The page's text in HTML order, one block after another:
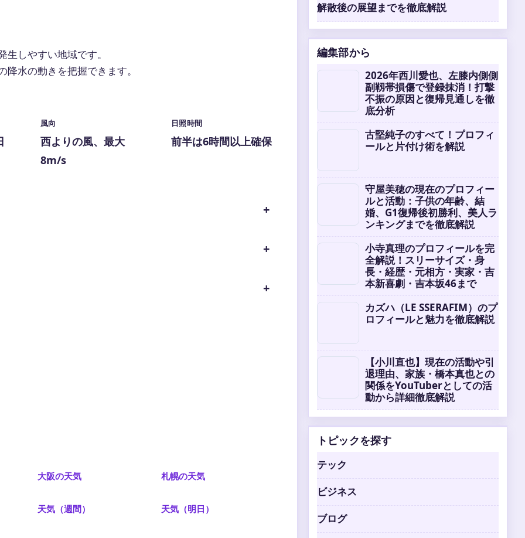
しやすい地域です。
水の動きを把握できます。
風向
西よりの風、最大
8m/s
日照時間
前半は6時間以上確保
大阪の天気 札幌の天気
天気（週間） 天気（明日）
解散後の展望までを徹底解説
編集部から
2026年西川愛也、左膝内側側
副靱帯損傷で登録抹消！打撃
不振の原因と復帰見通しを徹
底分析
古堅純子のすべて！プロフィ
ールと片付け術を解説
守屋美穂の現在のプロフィー
ルと活動：子供の年齢、結
婚、G1復帰後初勝利、美人ラ
ンキングまでを徹底解説
小寺真理のプロフィールを完
全解説！スリーサイズ・身
長・経歴・元相方・実家・吉
本新喜劇・吉本坂46まで
カズハ（LE SSERAFIM）のプ
ロフィールと魅力を徹底解説
【小川直也】現在の活動や引
退理由、家族・橋本真也との
関係をYouTuberとしての活
動から詳細徹底解説
トピックを探す
テック
ビジネス
ブログ